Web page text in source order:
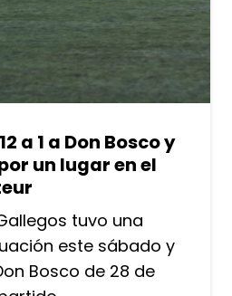
a 1 a Don Bosco y
un lugar en el
tuvo una
este sábado y
Bosco de 28 de